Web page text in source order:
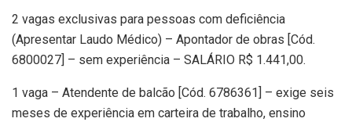
2 vagas exclusivas para pessoas com deficiência
(Apresentar Laudo Médico) – Apontador de obras [Cód.
6800027] – sem experiência – SALÁRIO R$ 1.441,00.
1 vaga – Atendente de balcão [Cód. 6786361] – exige seis
meses de experiência em carteira de trabalho, ensino